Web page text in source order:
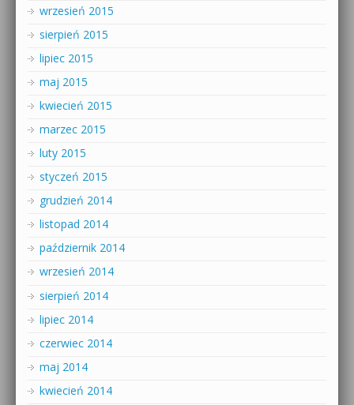
wrzesień 2015
sierpień 2015
lipiec 2015
maj 2015
kwiecień 2015
marzec 2015
luty 2015
styczeń 2015
grudzień 2014
listopad 2014
październik 2014
wrzesień 2014
sierpień 2014
lipiec 2014
czerwiec 2014
maj 2014
kwiecień 2014